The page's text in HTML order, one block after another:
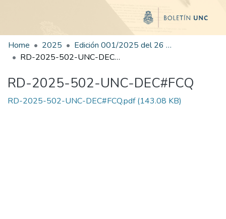
Home 2025
Edición 001/2025 del 26 de mayo de 2025
RD-2025-502-UNC-DEC#FCQ
RD-2025-502-UNC-DEC#FCQ
RD-2025-502-UNC-DEC#FCQ.pdf(143.08 KB)